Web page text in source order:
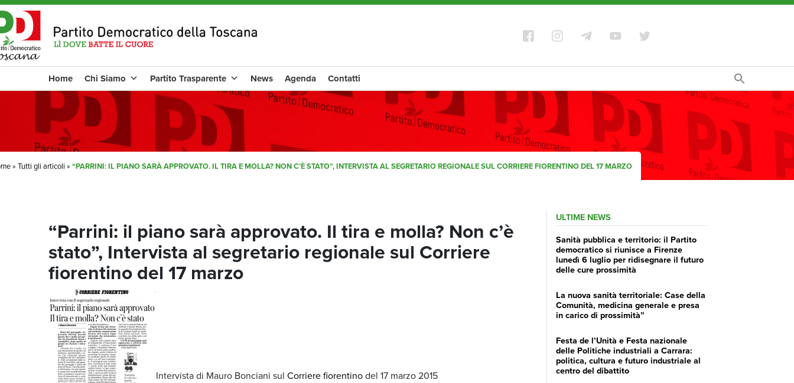
Home Chi Siamo Partito Trasparente News Agenda Contatti
» Tutti gli articoli » “PARRINI: IL PIANO SARÀ APPROVATO. IL TIRA E MOLLA? NON C’È STATO”, INTERVISTA AL SEGRETARIO REGIONALE SUL CORRIERE FIORENTINO DEL 17 MARZO
“Parrini: il piano sarà approvato. Il tira e molla? Non c’è
stato”, Intervista al segretario regionale sul Corriere
fiorentino del 17 marzo
Intervista di Mauro Bonciani sul Corriere fiorentinodel 17 marzo 2015
ULTIME NEWS
Sanità pubblica e territorio: il Partito
democratico si riunisce a Firenze
lunedì 6 luglio per ridisegnare il futuro
delle cure prossimità
La nuova sanità territoriale: Case della
Comunità, medicina generale e presa
in carico di prossimità”
Festa de l’Unità e Festa nazionale
delle Politiche industriali a Carrara:
politica, cultura e futuro industriale al
centro del dibattito